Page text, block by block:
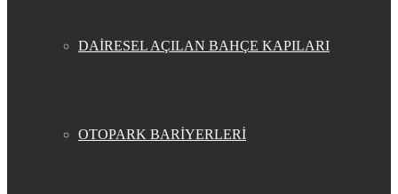
DAİRESEL AÇILAN BAHÇE KAPILARI
OTOPARK BARİYERLERİ